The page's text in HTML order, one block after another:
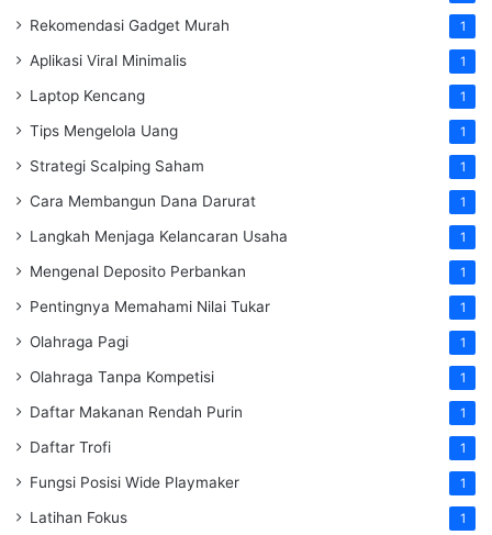
Rekomendasi Gadget Murah 1
Aplikasi Viral Minimalis 1
Laptop Kencang 1
Tips Mengelola Uang 1
Strategi Scalping Saham 1
Cara Membangun Dana Darurat 1
Langkah Menjaga Kelancaran Usaha 1
Mengenal Deposito Perbankan 1
Pentingnya Memahami Nilai Tukar 1
Olahraga Pagi 1
Olahraga Tanpa Kompetisi 1
Daftar Makanan Rendah Purin 1
Daftar Trofi 1
Fungsi Posisi Wide Playmaker 1
Latihan Fokus 1